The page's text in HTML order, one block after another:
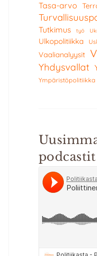
Tasa-arvo
Tutkimus työ
Ulkopolitiikka
Vaalianalyysit
Yhdysvallat
Ympäristöpolitiikka
podcastit